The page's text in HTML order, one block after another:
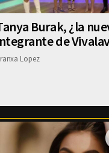
Burak, ¿la
de
Lopez